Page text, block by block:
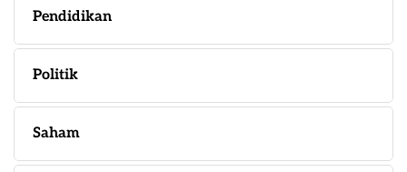
Pendidikan
Politik
Saham